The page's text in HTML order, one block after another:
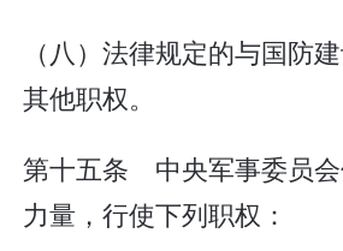
（八）法律规定的与国防
其他职权。
第十五条 中央军事委员
力量，行使下列职权：